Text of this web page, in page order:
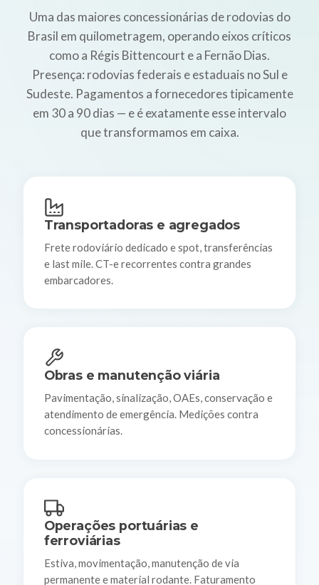
Uma das maiores concessionárias de rodovias do
Brasil em quilometragem, operando eixos críticos
como a Régis Bittencourt e a Fernão Dias.
Presença: rodovias federais e estaduais no Sul e
Sudeste. Pagamentos a fornecedores tipicamente
em 30 a 90 dias — e é exatamente esse intervalo
que transformamos em caixa.
Transportadoras e agregados
Frete rodoviário dedicado e spot, transferências
e last mile. CT-e recorrentes contra grandes
embarcadores.
Obras e manutenção viária
Pavimentação, sinalização, OAEs, conservação e
atendimento de emergência. Medições contra
concessionárias.
Operações portuárias e
ferroviárias
Estiva, movimentação, manutenção de via
permanente e material rodante. Faturamento